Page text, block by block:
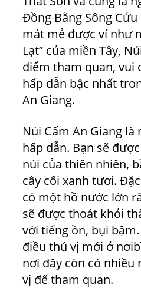
Đồng Bằng Sông
mát mẻ được ví như
Lạt” của miền Tây,
điểm tham quan, vui
hấp dẫn bậc nhất
An Giang.
Núi Cấm An Giang
hấp dẫn. Bạn sẽ
núi của thiên nhiên,
cây cối xanh tươi.
có một hồ nước lớn
sẽ được thoát khỏi
với tiếng ồn, bụi
điều thú vị mới ở
nơi đây còn có nhiều
vị để tham quan.